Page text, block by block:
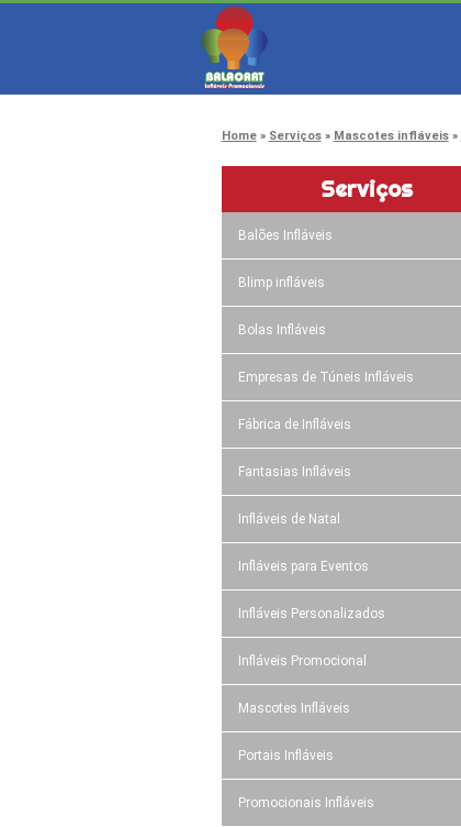
Home Serviços Mascotes infláveis
Serviços
Balões Infláveis
Blimp infláveis
Bolas Infláveis
Empresas de Túneis Infláveis
Fábrica de Infláveis
Fantasias Infláveis
Infláveis de Natal
Infláveis para Eventos
Infláveis Personalizados
Infláveis Promocional
Mascotes Infláveis
Portais Infláveis
Promocionais Infláveis